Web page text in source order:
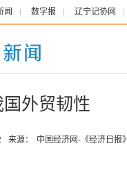
闻 数字报 辽宁记协网
外贸韧性
来源： 中国经济网-《经济日报》